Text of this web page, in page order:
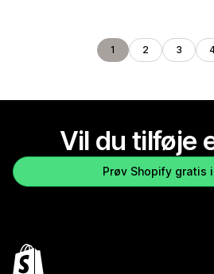
1 2 3
Vil du tilføje
Prøv Shopify gratis